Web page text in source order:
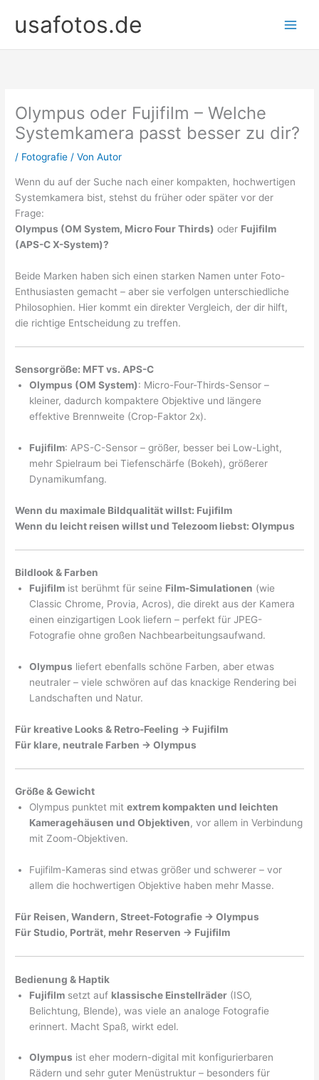
Inhaltusafotos.de
Olympus oder Fujifilm – Welche
Systemkamera passt besser zu dir?
/ Fotografie / VonAutor
Wenn du auf der Suche nach einer kompakten, hochwertigen
Systemkamera bist, stehst du früher oder später vor der
Frage:
Olympus (OM System, Micro Four Thirds) oder Fujifilm
(APS-C X-System)?
Beide Marken haben sich einen starken Namen unter Foto-
Enthusiasten gemacht – aber sie verfolgen unterschiedliche
Philosophien. Hier kommt ein direkter Vergleich, der dir hilft,
die richtige Entscheidung zu treffen.
Sensorgröße: MFT vs. APS-C
Olympus (OM System): Micro-Four-Thirds-Sensor –
kleiner, dadurch kompaktere Objektive und längere
effektive Brennweite (Crop-Faktor 2x).
Fujifilm: APS-C-Sensor – größer, besser bei Low-Light,
mehr Spielraum bei Tiefenschärfe (Bokeh), größerer
Dynamikumfang.
Wenn du maximale Bildqualität willst: Fujifilm
Wenn du leicht reisen willst und Telezoom liebst: Olympus
Bildlook & Farben
Fujifilm ist berühmt für seine Film-Simulationen (wie
Classic Chrome, Provia, Acros), die direkt aus der Kamera
einen einzigartigen Look liefern – perfekt für JPEG-
Fotografie ohne großen Nachbearbeitungsaufwand.
Olympus liefert ebenfalls schöne Farben, aber etwas
neutraler – viele schwören auf das knackige Rendering bei
Landschaften und Natur.
Für kreative Looks & Retro-Feeling → Fujifilm
Für klare, neutrale Farben → Olympus
Größe & Gewicht
Olympus punktet mitextrem kompakten und leichten
Kameragehäusen und Objektiven, vor allem in Verbindung
mit Zoom-Objektiven.
Fujifilm-Kameras sind etwas größer und schwerer – vor
allem die hochwertigen Objektive haben mehr Masse.
Für Reisen, Wandern, Street-Fotografie → Olympus
Für Studio, Porträt, mehr Reserven → Fujifilm
Bedienung & Haptik
Fujifilm setzt auf klassische Einstellräder (ISO,
Belichtung, Blende), was viele an analoge Fotografie
erinnert. Macht Spaß, wirkt edel.
Olympus ist eher modern-digital mit konfigurierbaren
Rädern und sehr guter Menüstruktur – besonders für